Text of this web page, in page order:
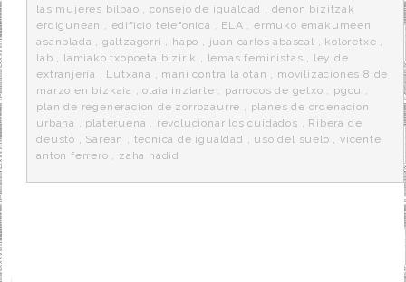
las mujeres bilbao ,consejo de igualdad , denon bizitzak
erdigunean , edificio telefonica , ELA ,ermuko emakumeen
asanblada , galtzagorri , hapo , juan carlos abascal , koloretxe ,
lab , lamiako txopoeta bizirik , lemas feministas , ley de
extranjería , Lutxana , mani contra la otan , movilizaciones 8 de
marzo en bizkaia ,olaia inziarte , parrocos de getxo , pgou ,
plan de regeneracion de zorrozaurre , planes de ordenacion
urbana , plateruena , revolucionar los cuidados , Ribera de
deusto , Sarean , tecnica de igualdad , uso del suelo ,vicente
anton ferrero , zaha hadid